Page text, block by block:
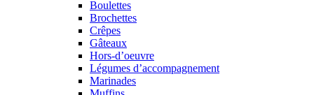
Boulettes
Brochettes
Crêpes
Gâteaux
Hors-d’oeuvre
Légumes d’accompagnement
Marinades